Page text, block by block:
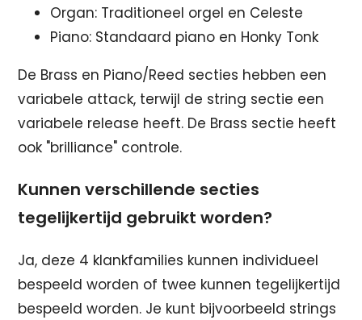
Organ: Traditioneel orgel en Celeste
Piano: Standaard piano en Honky Tonk
De Brass en Piano/Reed secties hebben een
variabele attack, terwijl de string sectie een
variabele release heeft. De Brass sectie heeft
ook "brilliance" controle.
Kunnen verschillende secties
tegelijkertijd gebruikt worden?
Ja, deze 4 klankfamilies kunnen individueel
bespeeld worden of twee kunnen tegelijkertijd
bespeeld worden. Je kunt bijvoorbeeld strings